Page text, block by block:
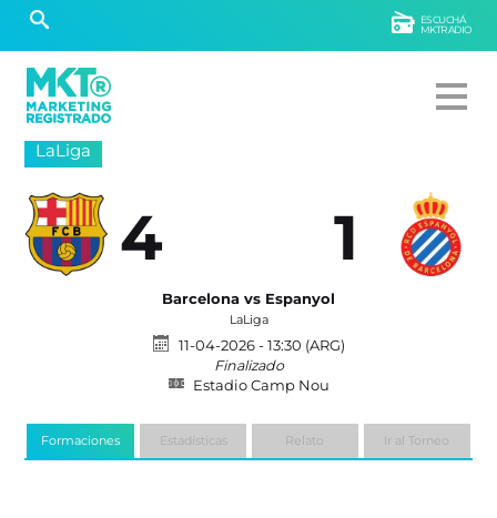
ESCUCHÁ
MKTRADIO
LaLiga
4 1
Barcelona vs Espanyol
LaLiga
11-04-2026 - 13:30 (ARG)
Finalizado
Estadio Camp Nou
Formaciones Estadísticas Relato Ir al Torneo